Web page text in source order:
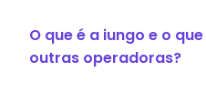
O que é a iungo e o
outras operadoras?